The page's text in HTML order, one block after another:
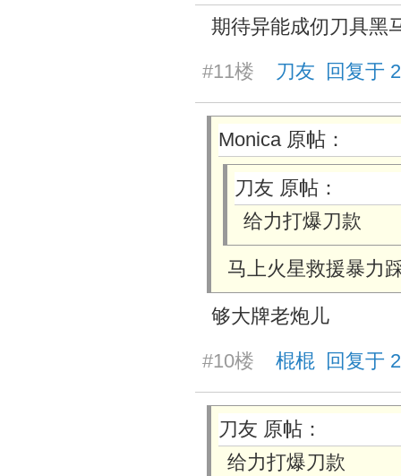
期待异能成仞刀具黑
#11楼 刀友 回复于
Monica 原帖：
刀友 原帖：
给力打爆刀款
马上火星救援暴力
够大牌老炮儿
#10楼 棍棍 回复于
刀友 原帖：
给力打爆刀款